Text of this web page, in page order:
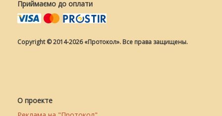
Приймаємо до оплати
Copyright © 2014-2026 «Протокол». Все права защищены.
О проекте